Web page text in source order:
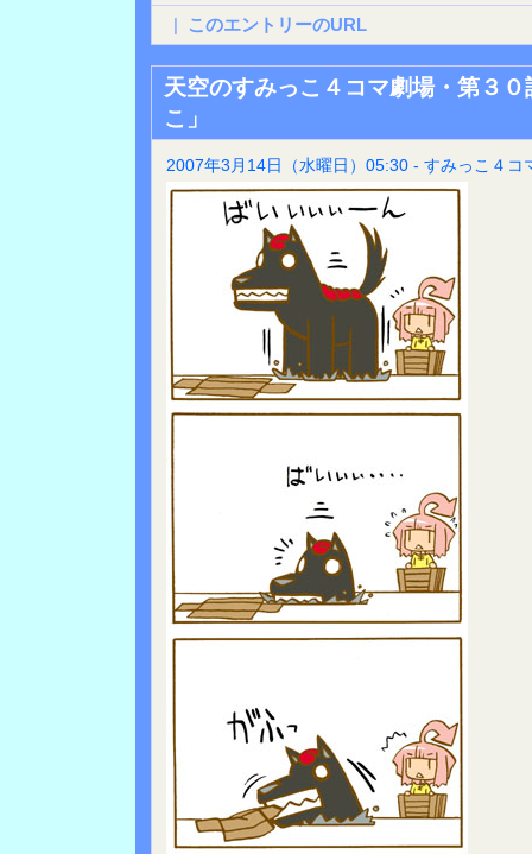
| このエントリーのURL
天空のすみっこ４コマ劇場・第３
こ」
2007年3月14日（水曜日）05:30 - すみっこ４コ